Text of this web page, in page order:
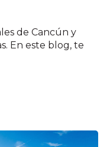
de Cancún y
En este blog, te